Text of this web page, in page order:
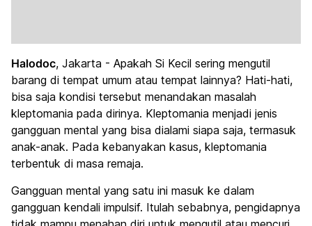
Halodoc, Jakarta - Apakah Si Kecil sering mengutil
barang di tempat umum atau tempat lainnya? Hati-hati,
bisa saja kondisi tersebut menandakan masalah
kleptomania pada dirinya. Kleptomania menjadi jenis
gangguan mental yang bisa dialami siapa saja, termasuk
anak-anak. Pada kebanyakan kasus, kleptomania
terbentuk di masa remaja.
Gangguan mental yang satu ini masuk ke dalam
gangguan kendali impulsif. Itulah sebabnya, pengidapnya